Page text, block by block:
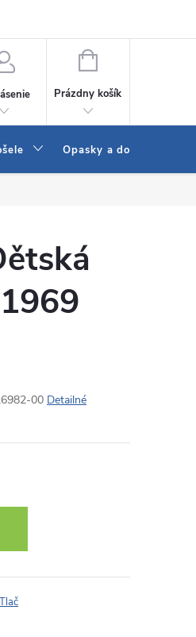
NÁKUPNÝ
Prázdny košík
Opasky a doplnky
00 Detailné
Tlač